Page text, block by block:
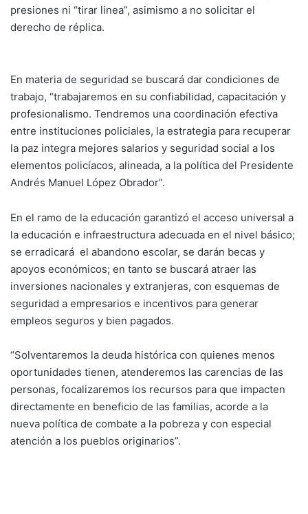
presiones ni “tirar linea”, asimismo a no solicitar el
derecho de réplica.
En materia de seguridad se buscará dar condiciones de
trabajo, “trabajaremos en su confiabilidad, capacitación y
profesionalismo. Tendremos una coordinación efectiva
entre instituciones policiales, la estrategia para recuperar
la paz integra mejores salarios y seguridad social a los
elementos policíacos, alineada, a la política del Presidente
Andrés Manuel López Obrador”.
En el ramo de la educación garantizó el acceso universal a
la educación e infraestructura adecuada en el nivel básico;
se erradicará el abandono escolar, se darán becas y
apoyos económicos; en tanto se buscará atraer las
inversiones nacionales y extranjeras, con esquemas de
seguridad a empresarios e incentivos para generar
empleos seguros y bien pagados.
“Solventaremos la deuda histórica con quienes menos
oportunidades tienen, atenderemos las carencias de las
personas, focalizaremos los recursos para que impacten
directamente en beneficio de las familias, acorde a la
nueva política de combate a la pobreza y con especial
atención a los pueblos originarios”.